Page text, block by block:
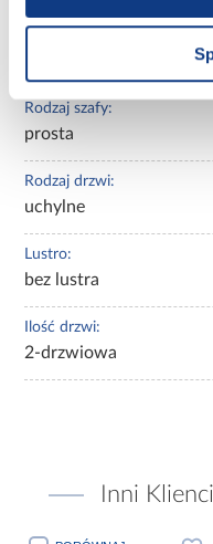
Wybarwienie:
Rodzaj szafy:
prosta
Rodzaj drzwi:
uchylne
Lustro:
bez lustra
Ilość drzwi:
2-drzwiowa
Inni